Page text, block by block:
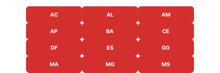
AC AL AM
AP BA CE
DF ES GO
MA MG MS